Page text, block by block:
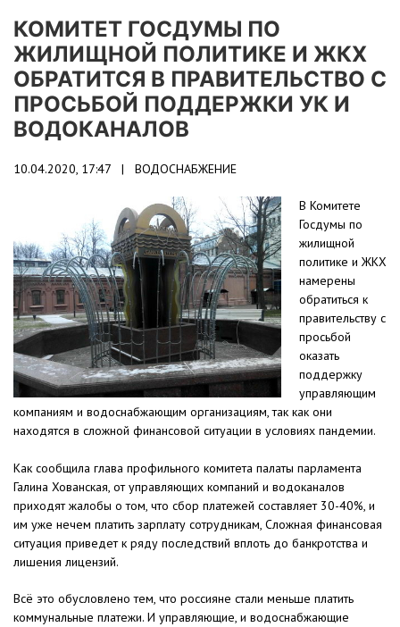
КОМИТЕТ ГОСДУМЫ ПО
ЖИЛИЩНОЙ ПОЛИТИКЕ И ЖКХ
ОБРАТИТСЯ В ПРАВИТЕЛЬСТВО С
ПРОСЬБОЙ ПОДДЕРЖКИ УК И
ВОДОКАНАЛОВ
10.04.2020, 17:47 | ВОДОСНАБЖЕНИЕ
В Комитете
Госдумы по
жилищной
политике и ЖКХ
намерены
обратиться к
правительству с
просьбой
оказать
поддержку
управляющим
компаниям и водоснабжающим организациям, так как они
находятся в сложной финансовой ситуации в условиях пандемии.
Как сообщила глава профильного комитета палаты парламента
Галина Хованская, от управляющих компаний и водоканалов
приходят жалобы о том, что сбор платежей составляет 30-40%, и
им уже нечем платить зарплату сотрудникам, Сложная финансовая
ситуация приведет к ряду последствий вплоть до банкротства и
лишения лицензий.
Всё это обусловлено тем, что россияне стали меньше платить
коммунальные платежи. И управляющие, и водоснабжающие